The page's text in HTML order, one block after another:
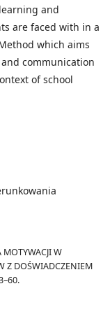
W
Z DOŚWIADCZENIEM
and
are faced with in a
which aims
communication
of school